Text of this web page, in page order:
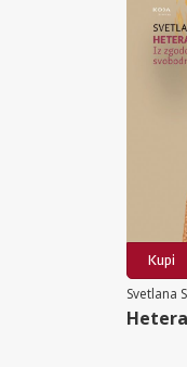
Kupi
Svetlana